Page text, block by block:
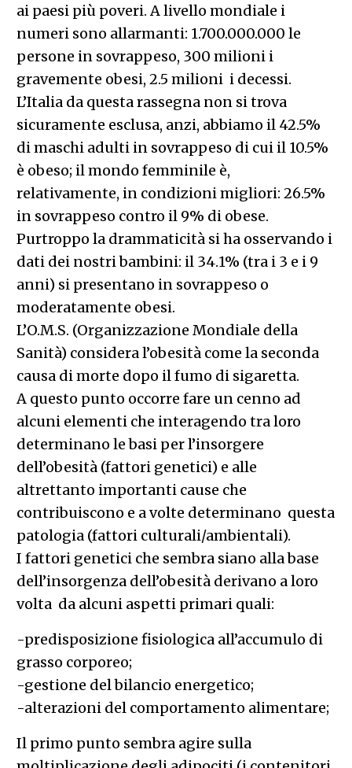
ai paesi più poveri. A livello mondiale i
numeri sono allarmanti: 1.700.000.000 le
persone in sovrappeso, 300 milioni i
gravemente obesi, 2.5 milioni i decessi.
L’Italia da questa rassegna non si trova
sicuramente esclusa, anzi, abbiamo il 42.5%
di maschi adulti in sovrappeso di cui il 10.5%
è obeso; il mondo femminile è,
relativamente, in condizioni migliori: 26.5%
in sovrappeso contro il 9% di obese.
Purtroppo la drammaticità si ha osservando i
dati dei nostri bambini: il 34.1% (tra i 3 e i 9
anni) si presentano in sovrappeso o
moderatamente obesi.
L’O.M.S. (Organizzazione Mondiale della
Sanità) considera l’obesità come la seconda
causa di morte dopo il fumo di sigaretta.
A questo punto occorre fare un cenno ad
alcuni elementi che interagendo tra loro
determinano le basi per l’insorgere
dell’obesità (fattori genetici) e alle
altrettanto importanti cause che
contribuiscono e a volte determinano questa
patologia (fattori culturali/ambientali).
I fattori genetici che sembra siano alla base
dell’insorgenza dell’obesità derivano a loro
volta da alcuni aspetti primari quali:
-predisposizione fisiologica all’accumulo di
grasso corporeo;
-gestione del bilancio energetico;
-alterazioni del comportamento alimentare;
Il primo punto sembra agire sulla